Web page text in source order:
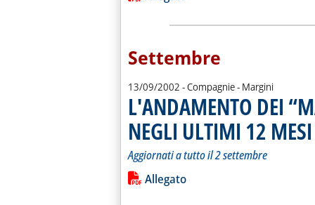
Settembre
13/09/2002 - Compagnie - Margini
L'ANDAMENTO DEI
NEGLI ULTIMI 12 MESI
Aggiornati a tutto il 2 settembre
Leggi tutta la notizia: 'L'ANDAMENTO
Lista allegati PDF alla notizia
Allegato